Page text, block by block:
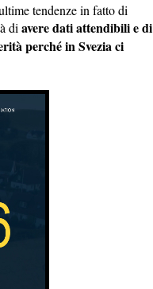
tendenze in fatto di
di avere dati attendibili e di
perché in Svezia ci